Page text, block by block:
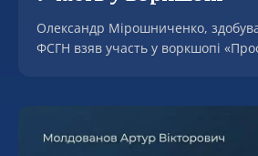
Олександр Мірошниченко,
ФСГН взяв участь у воркшопі